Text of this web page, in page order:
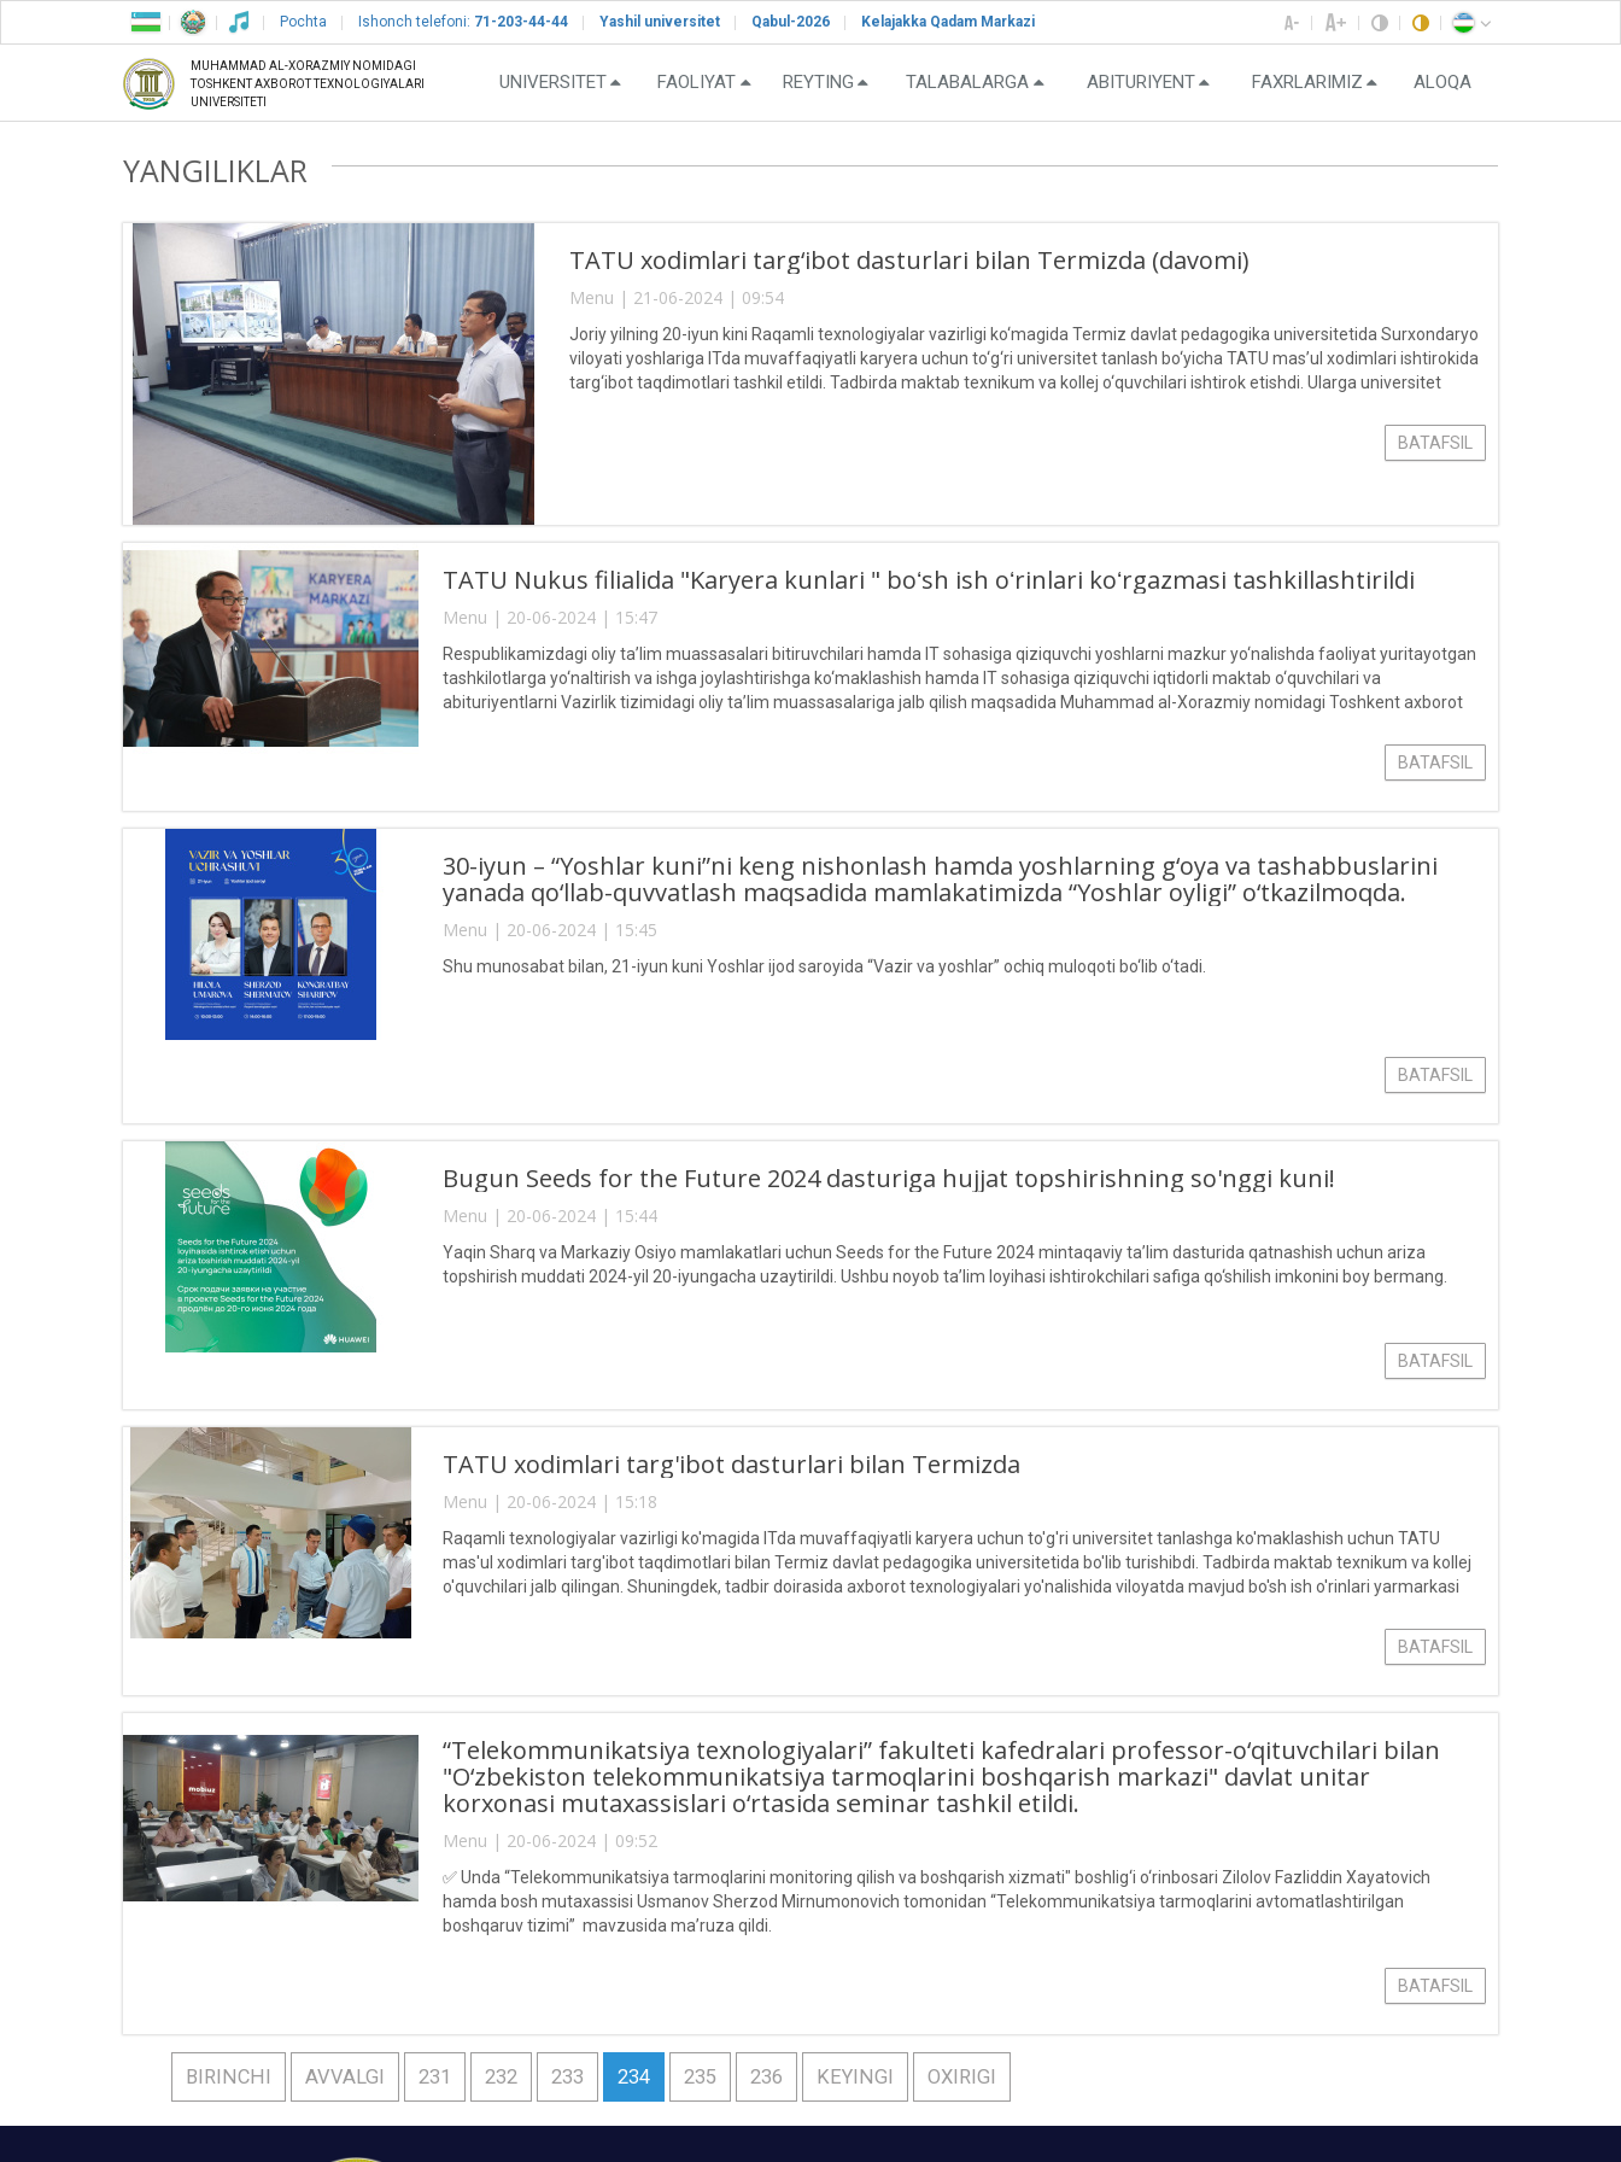
Pochta Ishonch telefoni: 71-203-44-44 Yashil universitet Qabul-2026 Kelajakka Qadam Markazi
MUHAMMAD AL-XORAZMIY NOMIDAGI
TOSHKENT AXBOROT TEXNOLOGIYALARI
UNIVERSITETI
UNIVERSITET FAOLIYAT REYTING TALABALARGA ABITURIYENT FAXRLARIMIZ ALOQA
YANGILIKLAR
TATU xodimlari targ‘ibot dasturlari bilan Termizda (davomi)
Menu | 21-06-2024 | 09:54
Joriy yilning 20-iyun kini Raqamli texnologiyalar vazirligi ko‘magida Termiz davlat pedagogika universitetida Surxondaryo
viloyati yoshlariga ITda muvaffaqiyatli karyera uchun to‘g‘ri universitet tanlash bo‘yicha TATU mas’ul xodimlari ishtirokida
targ‘ibot taqdimotlari tashkil etildi. Tadbirda maktab texnikum va kollej o‘quvchilari ishtirok etishdi. Ularga universitet
BATAFSIL
TATU Nukus filialida "Karyera kunlari " boʻsh ish oʻrinlari koʻrgazmasi tashkillashtirildi
Menu | 20-06-2024 | 15:47
Respublikamizdagi oliy ta’lim muassasalari bitiruvchilari hamda IT sohasiga qiziquvchi yoshlarni mazkur yo‘nalishda faoliyat yuritayotgan
tashkilotlarga yo‘naltirish va ishga joylashtirishga ko‘maklashish hamda IT sohasiga qiziquvchi iqtidorli maktab o‘quvchilari va
abituriyentlarni Vazirlik tizimidagi oliy ta’lim muassasalariga jalb qilish maqsadida Muhammad al-Xorazmiy nomidagi Toshkent axborot
BATAFSIL
30-iyun – “Yoshlar kuni”ni keng nishonlash hamda yoshlarning g‘oya va tashabbuslarini
yanada qo‘llab-quvvatlash maqsadida mamlakatimizda “Yoshlar oyligi” o‘tkazilmoqda.
Menu | 20-06-2024 | 15:45
Shu munosabat bilan, 21-iyun kuni Yoshlar ijod saroyida “Vazir va yoshlar” ochiq muloqoti bo‘lib o‘tadi.
BATAFSIL
Bugun Seeds for the Future 2024 dasturiga hujjat topshirishning so'nggi kuni!
Menu | 20-06-2024 | 15:44
Yaqin Sharq va Markaziy Osiyo mamlakatlari uchun Seeds for the Future 2024 mintaqaviy taʼlim dasturida qatnashish uchun ariza
topshirish muddati 2024-yil 20-iyungacha uzaytirildi. Ushbu noyob taʼlim loyihasi ishtirokchilari safiga qo‘shilish imkonini boy bermang.
BATAFSIL
TATU xodimlari targ'ibot dasturlari bilan Termizda
Menu | 20-06-2024 | 15:18
Raqamli texnologiyalar vazirligi ko'magida ITda muvaffaqiyatli karyera uchun to'g'ri universitet tanlashga ko'maklashish uchun TATU
mas'ul xodimlari targ'ibot taqdimotlari bilan Termiz davlat pedagogika universitetida bo'lib turishibdi. Tadbirda maktab texnikum va kollej
o'quvchilari jalb qilingan. Shuningdek, tadbir doirasida axborot texnologiyalari yo'nalishida viloyatda mavjud bo'sh ish o'rinlari yarmarkasi
BATAFSIL
“Telekommunikatsiya texnologiyalari” fakulteti kafedralari professor-o‘qituvchilari bilan
"O‘zbekiston telekommunikatsiya tarmoqlarini boshqarish markazi" davlat unitar
korxonasi mutaxassislari o‘rtasida seminar tashkil etildi.
Menu | 20-06-2024 | 09:52
✅ Unda “Telekommunikatsiya tarmoqlarini monitoring qilish va boshqarish xizmati" boshlig‘i o‘rinbosari Zilolov Fazliddin Xayatovich
hamda bosh mutaxassisi Usmanov Sherzod Mirnumonovich tomonidan “Telekommunikatsiya tarmoqlarini avtomatlashtirilgan
boshqaruv tizimi” mavzusida ma’ruza qildi.
BATAFSIL
BIRINCHI AVVALGI 231 232 233 234 235 236 KEYINGI OXIRIGI